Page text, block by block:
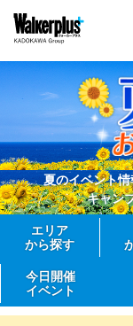
夏のイベント
キャン
エリア
から探す
今日開催
イベント